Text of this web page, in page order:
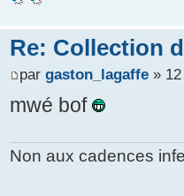
Re: Collection
par gaston_lagaffe» 12
mwé bof
Non aux cadences